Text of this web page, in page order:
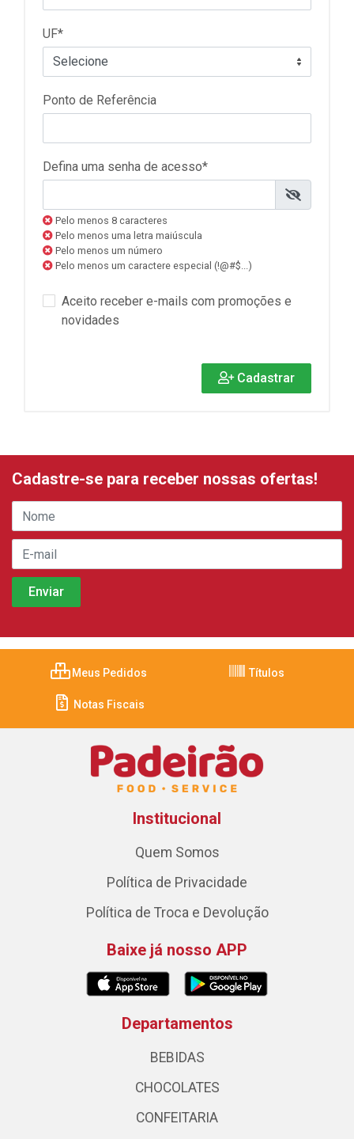
UF*
Ponto de Referência
Defina uma senha de acesso*
Pelo menos 8 caracteres
Pelo menos uma letra maiúscula
Pelo menos um número
Pelo menos um caractere especial (!@#$...)
Aceito receber e-mails com promoções e
novidades
Cadastrar
Cadastre-se para receber nossas ofertas!
Meus Pedidos Títulos
Notas Fiscais
Institucional
Quem Somos
Política de Privacidade
Política de Troca e Devolução
Baixe já nosso APP
Departamentos
BEBIDAS
CHOCOLATES
CONFEITARIA